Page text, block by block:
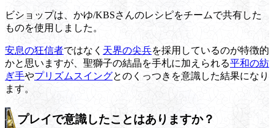
ビショップは、かゆ/KBSさんのレシピをチームで共有した
ものを使用しました。
安息の狂信者ではなく 天界の尖兵を採用しているのが特徴的
かと思いますが、聖獅子の結晶を手札に加えられる平和の紡
ぎ手やプリズムスイングとのくっつきを意識した結果になり
ます。
プレイで意識したことはありますか？